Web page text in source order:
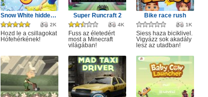
Snow White hidden stars
2K
Hozd le a csillagokat
Hófehérkének!
Super Runcraft 2
4K
Fuss az életedért
most a Minecraft
világában!
Bike race rush
1K
Siess haza biciklivel.
Vigyázz sok akadály
lesz az utadban!